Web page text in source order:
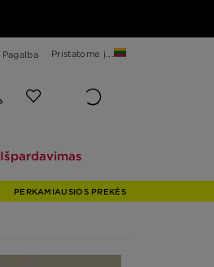
Pagalba Pristatome į...
Išpardavimas
PERKAMIAUSIOS PREKĖS